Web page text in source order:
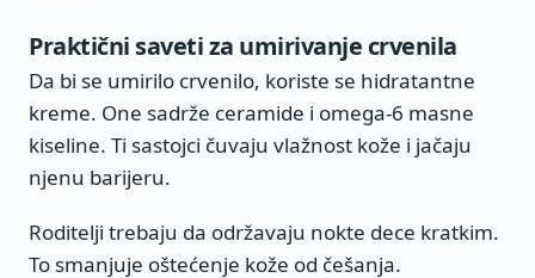
Praktični saveti za umirivanje crvenila
Da bi se umirilo crvenilo, koriste se hidratantne
kreme. One sadrže ceramide i omega-6 masne
kiseline. Ti sastojci čuvaju vlažnost kože i jačaju
njenu barijeru.
Roditelji trebaju da održavaju nokte dece kratkim.
To smanjuje oštećenje kože od češanja.